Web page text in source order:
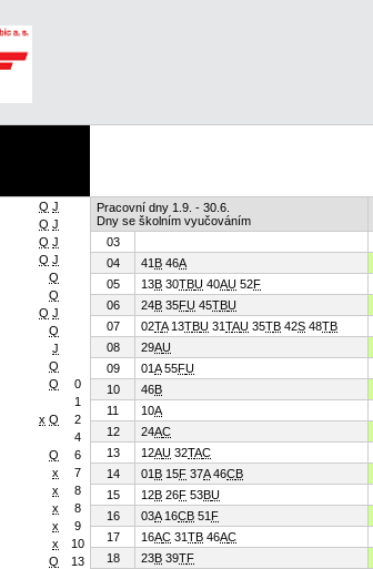
Q J
Q J
Q J
Q J
Q
Q
Q J
Q
J
Q
Q
0
1
x Q
2
4
Q
6
x
7
x
8
x
8
x
9
x
10
Q
13
Pracovní dny 1.9. - 30.6.
Dny se školním vyučováním
03
04
41 B 46A
05
13B 30TBU 40AU 52F
06
24B 35FU 45TBU
07
02TA13TBU 31TAU 35TB 42S 48TB
08
29AU
09
01A55FU
10
46B
11
10A
12
24AC
13
12AU 32TAC
14
01 B 15F 37A46CB
15
12B 26F 53BU
16
03A16CB 51 F
17
16AC 31TB 46AC
18
23B 39TF